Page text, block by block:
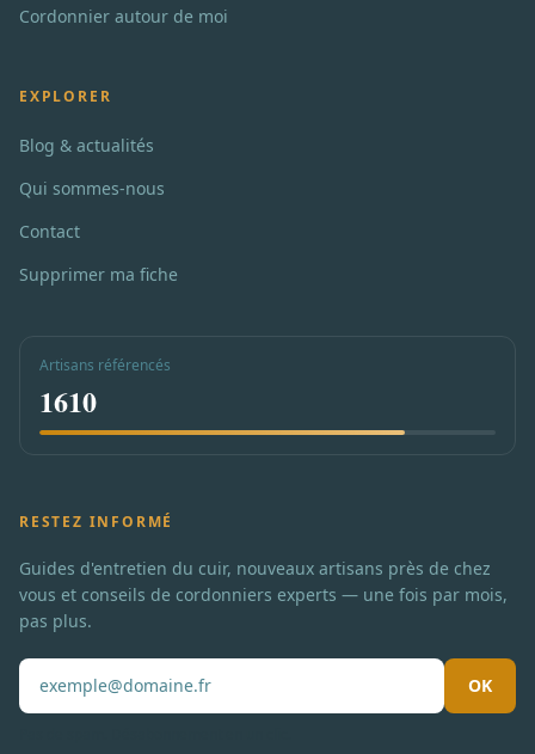
Cordonnier autour de moi
EXPLORER
Blog & actualités
Qui sommes-nous
Contact
Supprimer ma fiche
Artisans référencés
1610
RESTEZ INFORMÉ
Guides d'entretien du cuir, nouveaux artisans près de chez
vous et conseils de cordonniers experts — une fois par mois,
pas plus.
OK